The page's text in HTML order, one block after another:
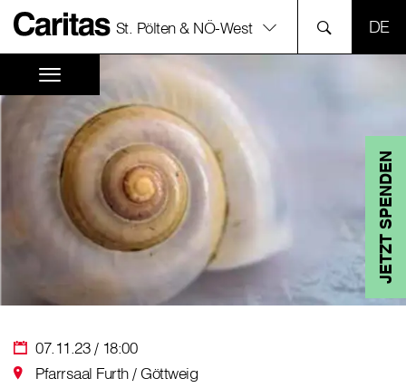
St. Pölten & NÖ-West
JETZT SPENDEN
07.11.23 / 18:00
Pfarrsaal Furth / Göttweig